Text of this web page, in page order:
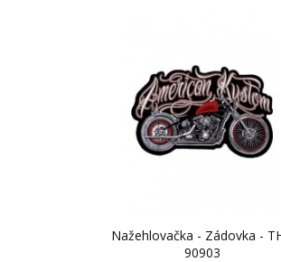
Nažehlovačka - Zádovka -
90903